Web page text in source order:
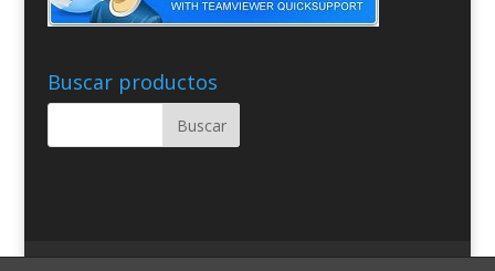
Buscar productos